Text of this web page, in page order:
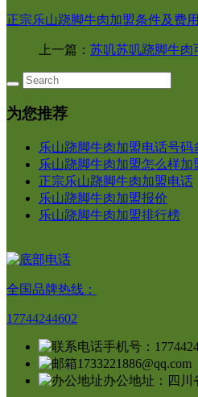
正宗乐山跷脚牛肉加盟条件及费用
上一篇： 苏叽苏叽跷脚牛肉
为您推荐
乐山跷脚牛肉加盟电话号码
乐山跷脚牛肉加盟怎么样加
正宗乐山跷脚牛肉加盟电话
乐山跷脚牛肉加盟报价
乐山跷脚牛肉加盟排行榜
全国品牌热线：
17744244602
手机号：
1733221886@qq.com
办公地址：四川